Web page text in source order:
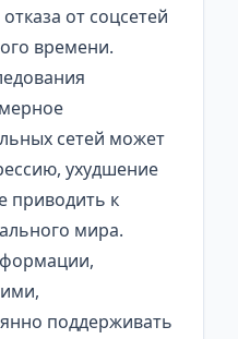
от соцсетей
времени.
сетей может
ухудшение
приводить к
мира.
поддерживать